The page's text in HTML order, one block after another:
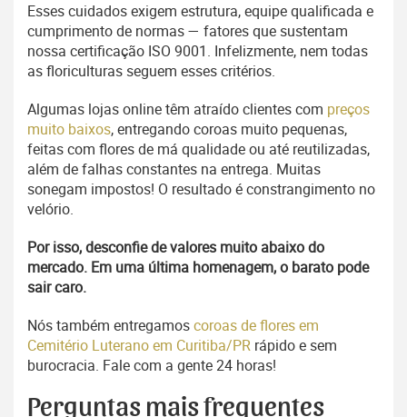
Esses cuidados exigem estrutura, equipe qualificada e
cumprimento de normas — fatores que sustentam
nossa certificação ISO 9001. Infelizmente, nem todas
as floriculturas seguem esses critérios.
Algumas lojas online têm atraído clientes com preços
muito baixos, entregando coroas muito pequenas,
feitas com flores de má qualidade ou até reutilizadas,
além de falhas constantes na entrega. Muitas
sonegam impostos! O resultado é constrangimento no
velório.
Por isso, desconfie de valores muito abaixo do
mercado. Em uma última homenagem, o barato pode
sair caro.
Nós também entregamoscoroas de flores em
Cemitério Luterano em Curitiba/PR rápido e sem
burocracia. Fale com a gente 24 horas!
Perguntas mais frequentes